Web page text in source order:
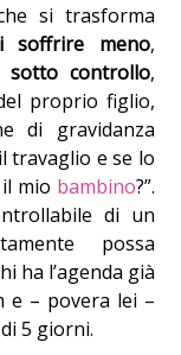
si trasforma
soffrire meno,
sotto controllo,
proprio figlio,
di gravidanza
travaglio e se lo
mio bambino?”.
di un
possa
ha l’agenda già
e – povera lei –
5 giorni.